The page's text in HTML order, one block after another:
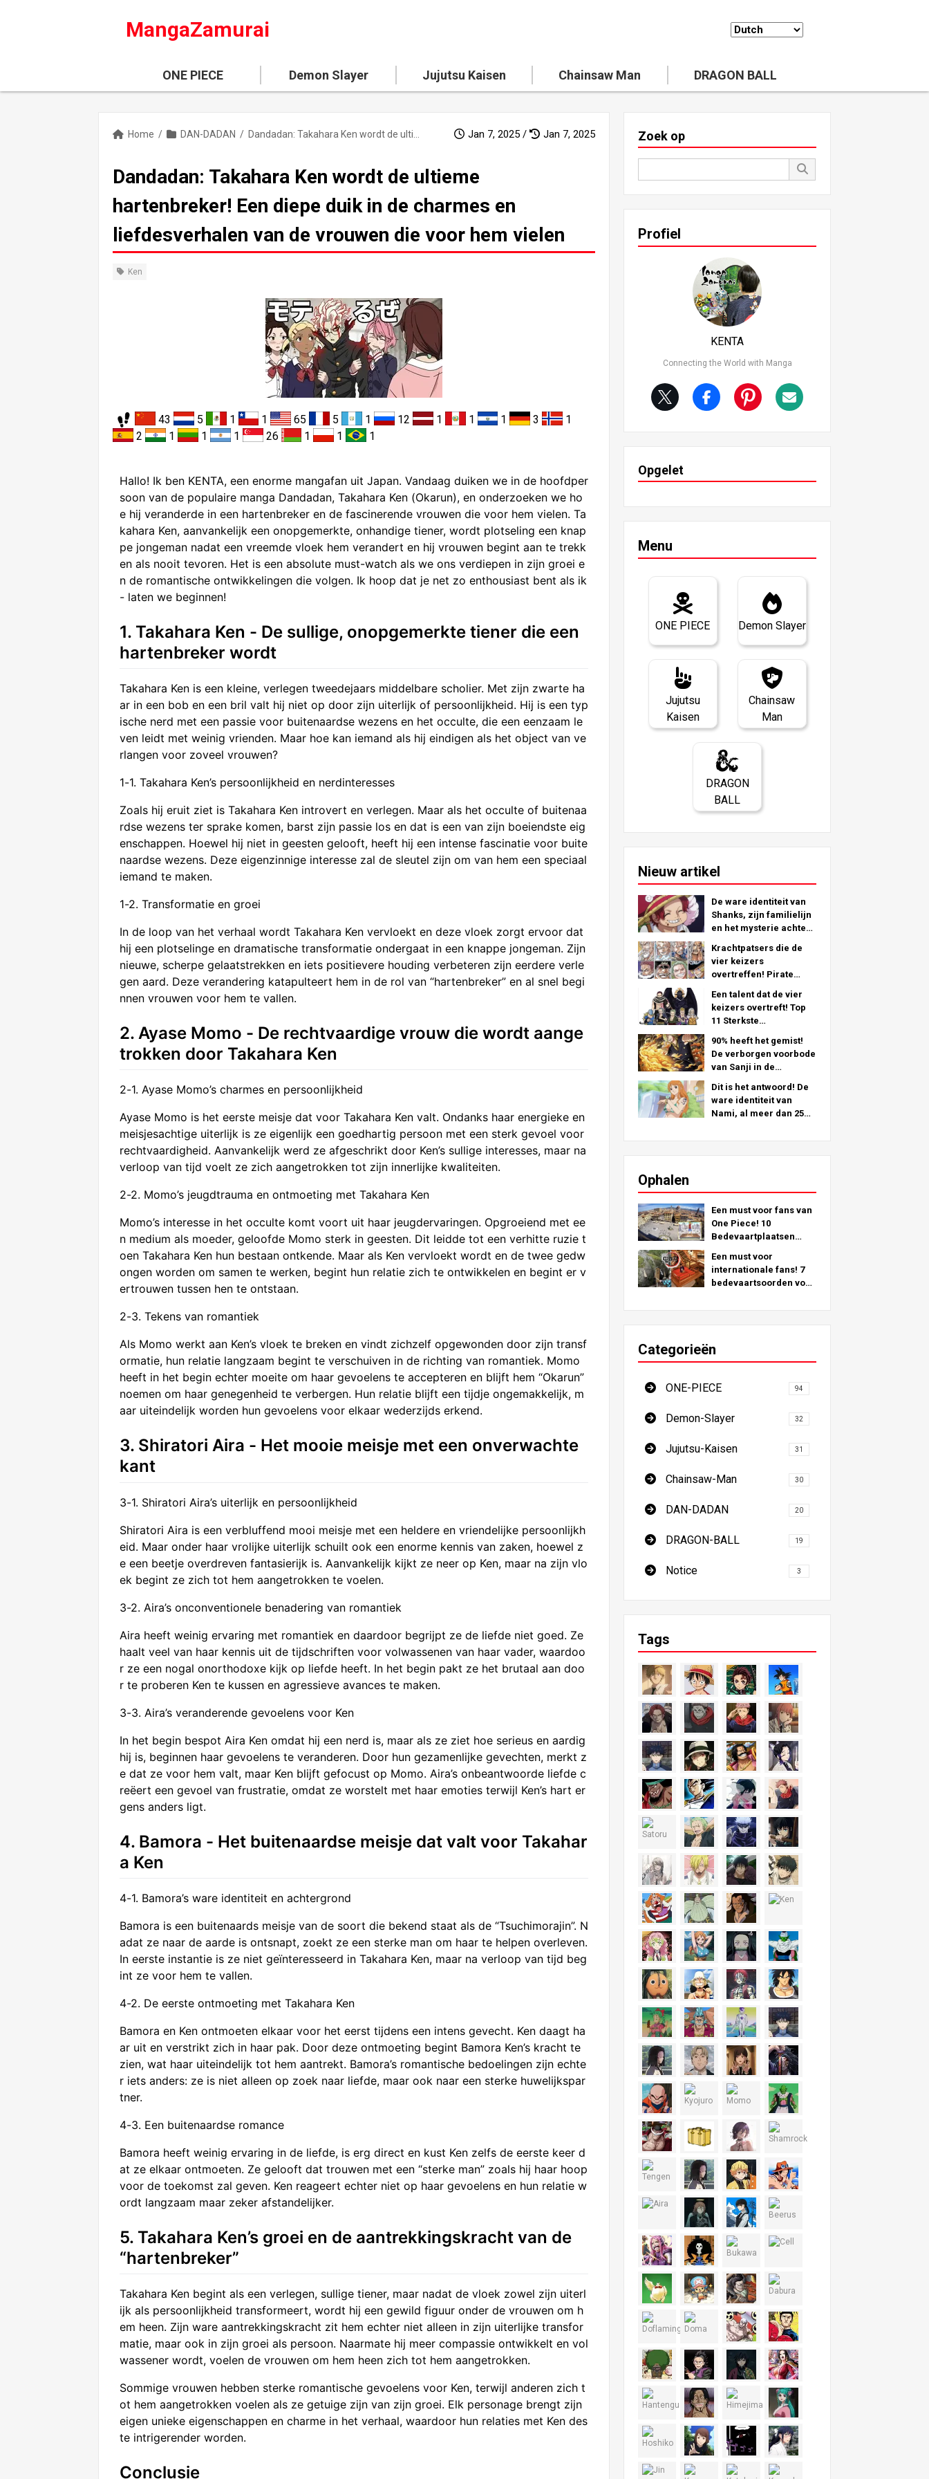
MangaZamurai
ONE PIECE Demon Slayer Jujutsu Kaisen Chainsaw Man DRAGON BALL
Home / DAN-DADAN / Jan 7, 2025 / Jan 7, 2025
Dandadan: Takahara Ken wordt de ultieme
hartenbreker! Een diepe duik in de charmes en
liefdesverhalen van de vrouwen die voor hem vielen
Ken
43 5 1 1 65 5 1 12 1 1 1 3
1
2
1 1 1 26 1 1 1
Hallo! Ik ben KENTA, een enorme mangafan uit Japan. Vandaag duiken we in de hoofdper
soon van de populaire manga Dandadan, Takahara Ken (Okarun), en onderzoeken we ho
e hij veranderde in een hartenbreker en de fascinerende vrouwen die voor hem vielen. Ta
kahara Ken, aanvankelijk een onopgemerkte, onhandige tiener, wordt plotseling een knap
pe jongeman nadat een vreemde vloek hem verandert en hij vrouwen begint aan te trekk
en als nooit tevoren. Het is een absolute must-watch als we ons verdiepen in zijn groei e
n de romantische ontwikkelingen die volgen. Ik hoop dat je net zo enthousiast bent als ik
- laten we beginnen!
1. Takahara Ken - De sullige, onopgemerkte tiener die een
hartenbreker wordt
Takahara Ken is een kleine, verlegen tweedejaars middelbare scholier. Met zijn zwarte ha
ar in een bob en een bril valt hij niet op door zijn uiterlijk of persoonlijkheid. Hij is een typ
ische nerd met een passie voor buitenaardse wezens en het occulte, die een eenzaam le
ven leidt met weinig vrienden. Maar hoe kan iemand als hij eindigen als het object van ve
rlangen voor zoveel vrouwen?
1-1. Takahara Ken’s persoonlijkheid en nerdinteresses
Zoals hij eruit ziet is Takahara Ken introvert en verlegen. Maar als het occulte of buitenaa
rdse wezens ter sprake komen, barst zijn passie los en dat is een van zijn boeiendste eig
enschappen. Hoewel hij niet in geesten gelooft, heeft hij een intense fascinatie voor buite
naardse wezens. Deze eigenzinnige interesse zal de sleutel zijn om van hem een speciaal
iemand te maken.
1-2. Transformatie en groei
In de loop van het verhaal wordt Takahara Ken vervloekt en deze vloek zorgt ervoor dat
hij een plotselinge en dramatische transformatie ondergaat in een knappe jongeman. Zijn
nieuwe, scherpe gelaatstrekken en iets positievere houding verbeteren zijn eerdere verle
gen aard. Deze verandering katapulteert hem in de rol van “hartenbreker” en al snel begi
nnen vrouwen voor hem te vallen.
2. Ayase Momo - De rechtvaardige vrouw die wordt aange
trokken door Takahara Ken
2-1. Ayase Momo’s charmes en persoonlijkheid
Ayase Momo is het eerste meisje dat voor Takahara Ken valt. Ondanks haar energieke en
meisjesachtige uiterlijk is ze eigenlijk een goedhartig persoon met een sterk gevoel voor
rechtvaardigheid. Aanvankelijk werd ze afgeschrikt door Ken’s sullige interesses, maar na
verloop van tijd voelt ze zich aangetrokken tot zijn innerlijke kwaliteiten.
2-2. Momo’s jeugdtrauma en ontmoeting met Takahara Ken
Momo’s interesse in het occulte komt voort uit haar jeugdervaringen. Opgroeiend met ee
n medium als moeder, geloofde Momo sterk in geesten. Dit leidde tot een verhitte ruzie t
oen Takahara Ken hun bestaan ontkende. Maar als Ken vervloekt wordt en de twee gedw
ongen worden om samen te werken, begint hun relatie zich te ontwikkelen en begint er v
ertrouwen tussen hen te ontstaan.
2-3. Tekens van romantiek
Als Momo werkt aan Ken’s vloek te breken en vindt zichzelf opgewonden door zijn transf
ormatie, hun relatie langzaam begint te verschuiven in de richting van romantiek. Momo
heeft in het begin echter moeite om haar gevoelens te accepteren en blijft hem “Okarun”
noemen om haar genegenheid te verbergen. Hun relatie blijft een tijdje ongemakkelijk, m
aar uiteindelijk worden hun gevoelens voor elkaar wederzijds erkend.
3. Shiratori Aira - Het mooie meisje met een onverwachte
kant
3-1. Shiratori Aira’s uiterlijk en persoonlijkheid
Shiratori Aira is een verbluffend mooi meisje met een heldere en vriendelijke persoonlijkh
eid. Maar onder haar vrolijke uiterlijk schuilt ook een enorme kennis van zaken, hoewel z
e een beetje overdreven fantasierijk is. Aanvankelijk kijkt ze neer op Ken, maar na zijn vlo
ek begint ze zich tot hem aangetrokken te voelen.
3-2. Aira’s onconventionele benadering van romantiek
Aira heeft weinig ervaring met romantiek en daardoor begrijpt ze de liefde niet goed. Ze
haalt veel van haar kennis uit de tijdschriften voor volwassenen van haar vader, waardoo
r ze een nogal onorthodoxe kijk op liefde heeft. In het begin pakt ze het brutaal aan doo
r te proberen Ken te kussen en agressieve avances te maken.
3-3. Aira’s veranderende gevoelens voor Ken
In het begin bespot Aira Ken omdat hij een nerd is, maar als ze ziet hoe serieus en aardig
hij is, beginnen haar gevoelens te veranderen. Door hun gezamenlijke gevechten, merkt z
e dat ze voor hem valt, maar Ken blijft gefocust op Momo. Aira’s onbeantwoorde liefde c
reëert een gevoel van frustratie, omdat ze worstelt met haar emoties terwijl Ken’s hart er
gens anders ligt.
4. Bamora - Het buitenaardse meisje dat valt voor Takahar
a Ken
4-1. Bamora’s ware identiteit en achtergrond
Bamora is een buitenaards meisje van de soort die bekend staat als de “Tsuchimorajin”. N
adat ze naar de aarde is ontsnapt, zoekt ze een sterke man om haar te helpen overleven.
In eerste instantie is ze niet geïnteresseerd in Takahara Ken, maar na verloop van tijd beg
int ze voor hem te vallen.
4-2. De eerste ontmoeting met Takahara Ken
Bamora en Ken ontmoeten elkaar voor het eerst tijdens een intens gevecht. Ken daagt ha
ar uit en verstrikt zich in haar pak. Door deze ontmoeting begint Bamora Ken’s kracht te
zien, wat haar uiteindelijk tot hem aantrekt. Bamora’s romantische bedoelingen zijn echte
r iets anders: ze is niet alleen op zoek naar liefde, maar ook naar een sterke huwelijkspar
tner.
4-3. Een buitenaardse romance
Bamora heeft weinig ervaring in de liefde, is erg direct en kust Ken zelfs de eerste keer d
at ze elkaar ontmoeten. Ze gelooft dat trouwen met een “sterke man” zoals hij haar hoop
voor de toekomst zal geven. Ken reageert echter niet op haar gevoelens en hun relatie w
ordt langzaam maar zeker afstandelijker.
5. Takahara Ken’s groei en de aantrekkingskracht van de
“hartenbreker”
Takahara Ken begint als een verlegen, sullige tiener, maar nadat de vloek zowel zijn uiterl
ijk als persoonlijkheid transformeert, wordt hij een gewild figuur onder de vrouwen om h
em heen. Zijn ware aantrekkingskracht zit hem echter niet alleen in zijn uiterlijke transfor
matie, maar ook in zijn groei als persoon. Naarmate hij meer compassie ontwikkelt en vol
wassener wordt, voelen de vrouwen om hem heen zich tot hem aangetrokken.
Sommige vrouwen hebben sterke romantische gevoelens voor Ken, terwijl anderen zich t
ot hem aangetrokken voelen als ze getuige zijn van zijn groei. Elk personage brengt zijn
eigen unieke eigenschappen en charme in het verhaal, waardoor hun relaties met Ken des
te intrigerender worden.
Conclusie
Zoek op
Profiel
KENTA
Connecting the World with Manga
Opgelet
Menu
ONE PIECE Demon Slayer
Jujutsu
Kaisen
Chainsaw
Man
DRAGON
BALL
Nieuw artikel
De ware identiteit van
Shanks, zijn familielijn
en het mysterie achter
diepgaande analyse uit
het laatste hoofdstuk!
Krachtpatsers die de
vier keizers
overtreffen! Pirate
ranking TOP 11 (Van 5e
naar 1e)
Een talent dat de vier
keizers overtreft! Top
11 Sterkste
Personages (Van de
11e naar de 6e plaats)
90% heeft het gemist!
De verborgen voorbode
van Sanji in de
Dit is het antwoord! De
ware identiteit van
Nami, al meer dan 25
Ophalen
Een must voor fans van
One Piece! 10
Bedevaartplaatsen
echte locaties over de
hele wereld!
Een must voor
internationale fans! 7
bedevaartsoorden voor
Japan
Categorieën
ONE-PIECE 94
Demon-Slayer 32
Jujutsu-Kaisen 31
Chainsaw-Man 30
DAN-DADAN 20
DRAGON-BALL 19
Notice 3
Tags